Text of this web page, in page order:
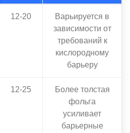
12-20
Варьируется в
зависимости от
требований к
кислородному
барьеру
12-25
Более толстая
фольга
усиливает
барьерные